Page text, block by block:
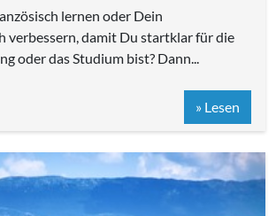
lernen oder Dein
verbessern, damit Du startklar für die
oder das Studium bist? Dann...
» Lesen